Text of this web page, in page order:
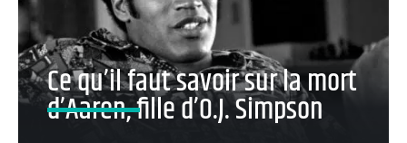
Ce qu’il faut savoir sur la mort
d’Aaren, fille d’O.J. Simpson